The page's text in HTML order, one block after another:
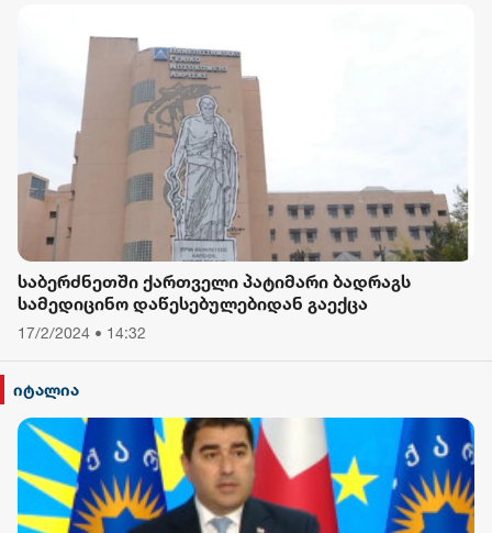
საბერძნეთში ქართველი პატიმარი ბადრაგს
სამედიცინო დაწესებულებიდან გაექცა
17/2/2024 • 14:32
იტალია